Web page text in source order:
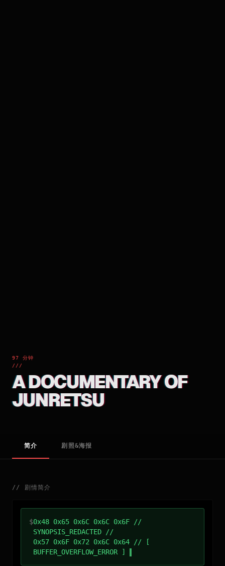
97 分钟
///
A DOCUMENTARY OF
JUNRETSU
简介 剧照&海报
// 剧情简介
$0x48 0x65 0x6C 0x6C 0x6F //
SYNOPSIS_REDACTED //
0x57 0x6F 0x72 0x6C 0x64 // [
BUFFER_OVERFLOW_ERROR ]